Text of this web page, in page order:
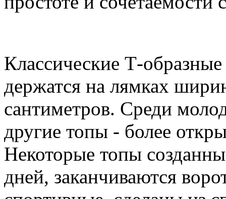
Классические Т-
держатся на лямках
сантиметров. Среди
другие топы - более
Некоторые топы
дней, заканчиваются